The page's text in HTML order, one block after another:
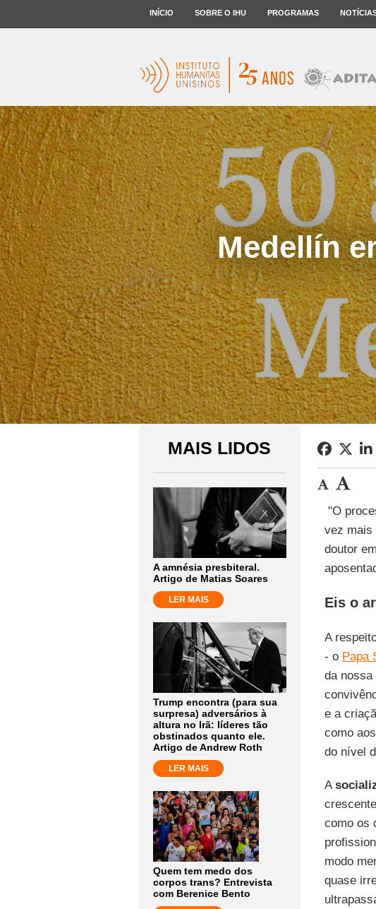
INÍCIO SOBRE O IHU PROGRAMAS
Medellín
MAIS LIDOS
A amnésia presbiteral.
Artigo de Matias Soares
LER MAIS
Trump encontra (para sua
surpresa) adversários à
altura no Irã: líderes tão
obstinados quanto ele.
Artigo de Andrew Roth
LER MAIS
Quem tem medo dos
corpos trans? Entrevista
com Berenice Bento
"O
vez mais
doutor em
Eis o
A
- o Papa
da
e a
como
do nível
A
como os
modo
quase